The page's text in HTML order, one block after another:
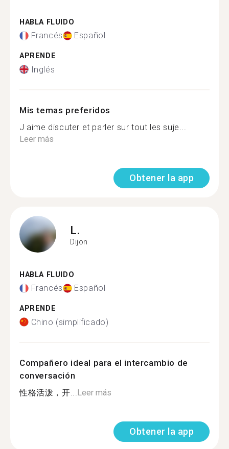
HABLA FLUIDO
Francés Español
APRENDE
Inglés
Mis temas preferidos
J aime discuter et parler sur tout les suje...
Leer más
Obtener la app
L.
Dijon
HABLA FLUIDO
Francés Español
APRENDE
Chino (simplificado)
Compañero ideal para el intercambio de
conversación
性格活泼，开... Leer más
Obtener la app